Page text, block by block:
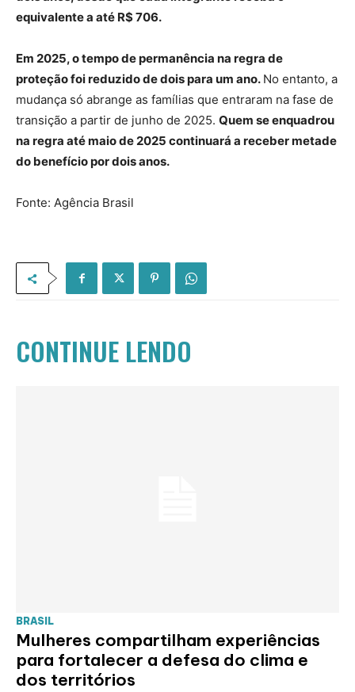
equivalente a até R$ 706.
Em 2025, o tempo de permanência na regra de
proteção foi reduzido de dois para um ano. No entanto, a
mudança só abrange as famílias que entraram na fase de
transição a partir de junho de 2025. Quem se enquadrou
na regra até maio de 2025 continuará a receber metade
do benefício por dois anos.
Fonte: Agência Brasil
CONTINUE LENDO
BRASIL
Mulheres compartilham experiências
para fortalecer a defesa do clima e
dos territórios